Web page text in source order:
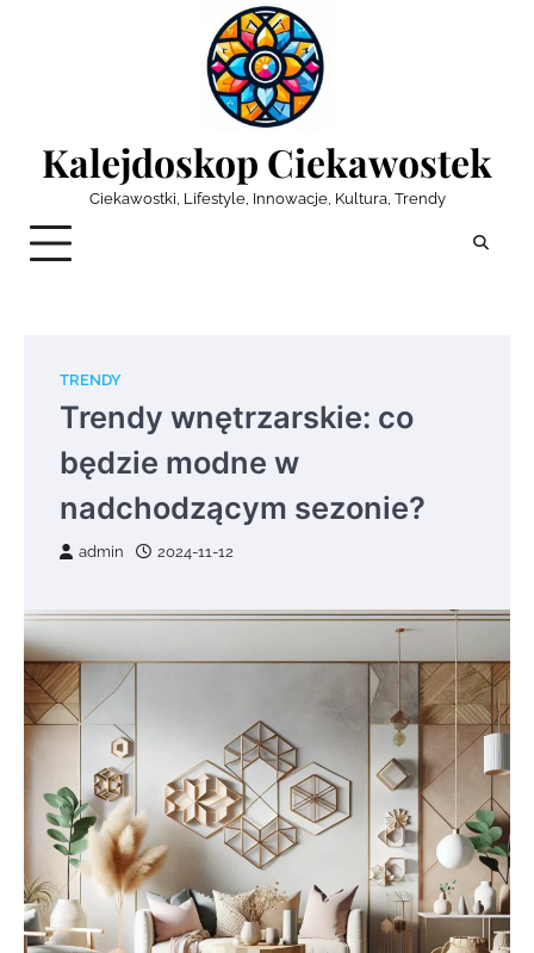
Kalejdoskop Ciekawostek
Ciekawostki, Lifestyle, Innowacje, Kultura, Trendy
TRENDY
Trendy wnętrzarskie: co
będzie modne w
nadchodzącym sezonie?
admin 2024-11-12